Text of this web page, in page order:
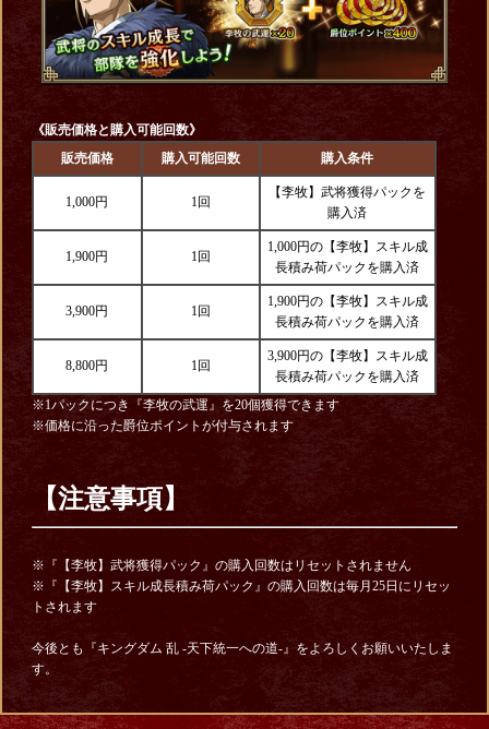
《販売価格と購入可能回数》
販売価格
購入可能回数 購入条件
1,000円 1回
【李牧】武将獲得パックを
購入済
1,900円 1回
1,000円の【李牧】スキル成
長積み荷パックを購入済
3,900円 1回
1,900円の【李牧】スキル成
長積み荷パックを購入済
8,800円 1回
3,900円の【李牧】スキル成
長積み荷パックを購入済
※1パックにつき『李牧の武運』を20個獲得できます
※価格に沿った爵位ポイントが付与されます
【注意事項】
※『【李牧】武将獲得パック』の購入回数はリセットされません
※『【李牧】スキル成長積み荷パック』の購入回数は毎月25日にリセッ
トされます
今後とも『キングダム 乱 -天下統一への道-』をよろしくお願いいたしま
す。